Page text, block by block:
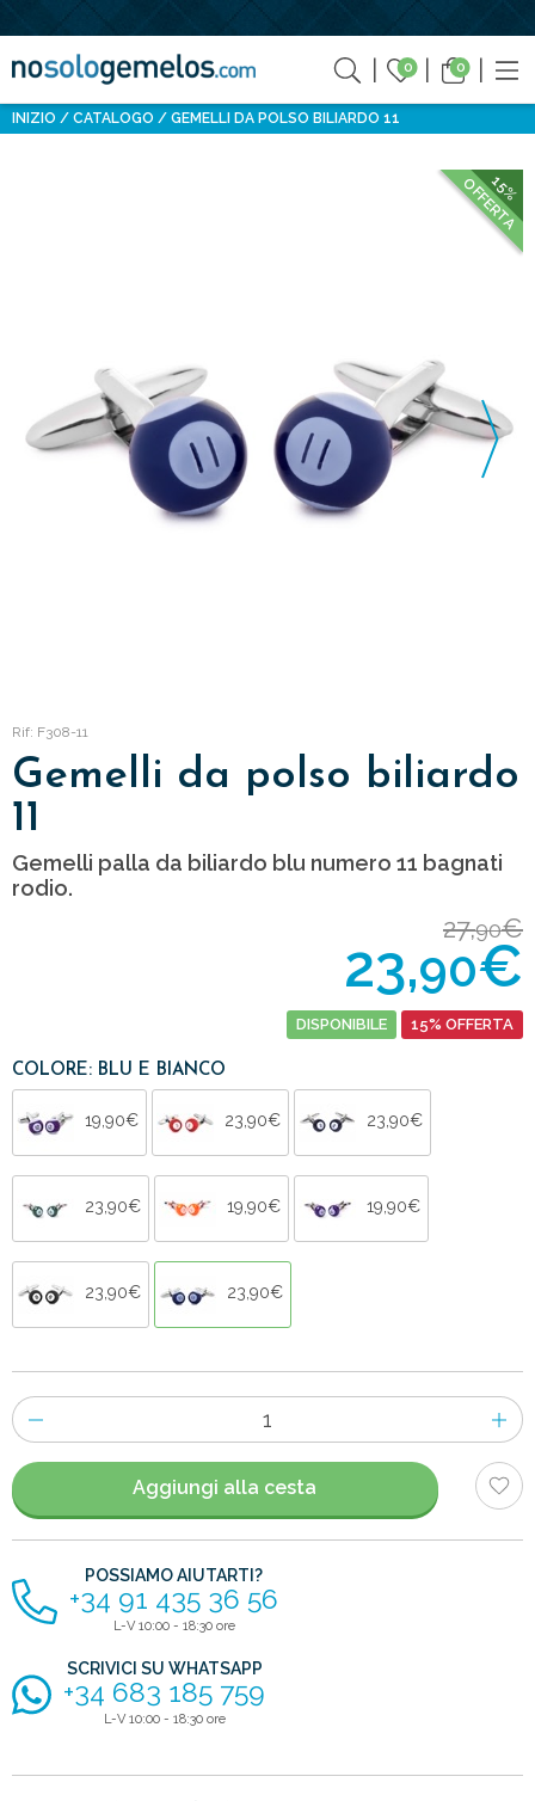
0 0
INIZIO CATALOGO GEMELLI DA POLSO BILIARDO 11
15%
OFFERTA
Rif: F308-11
Gemelli da polso biliardo
11
Gemelli palla da biliardo blu numero 11 bagnati
rodio.
27,90€
23,90€
DISPONIBILE 15% OFFERTA
COLORE: BLU E BIANCO
19,90€ 23,90€ 23,90€
23,90€ 19,90€ 19,90€
23,90€ 23,90€
Numero
di
articoli
Aggiungi alla cesta
POSSIAMO AIUTARTI?
+34 91 435 36 56
L-V 10:00 - 18:30 ore
SCRIVICI SU WHATSAPP
+34 683 185 759
L-V 10:00 - 18:30 ore